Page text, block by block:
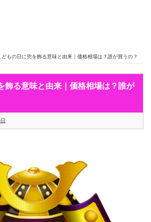
どもの日に兜を飾る意味と由来｜価格相場は？誰が買うの？
飾る意味と由来｜価格相場は？誰が